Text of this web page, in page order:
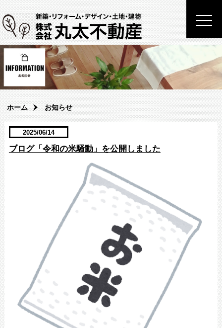
ホーム お知らせ
2025/06/14
ブログ「令和の米騒動」を公開しました